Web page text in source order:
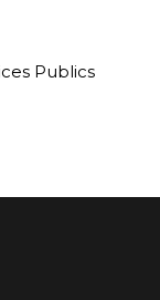
Publics